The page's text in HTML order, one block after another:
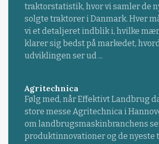
traktorstatistik, hvor vi samler de
solgte traktorer i Danmark. Hver
vi et detaljeret indblik i, hvilke
klarer sig bedst på markedet,
udviklingen ser ud ...
Agritechnica
Følg med, når Effektivt Landbrug
store messe Agritechnica i
om landbrugsmaskinbranchens
produktinnovationer og de nyeste